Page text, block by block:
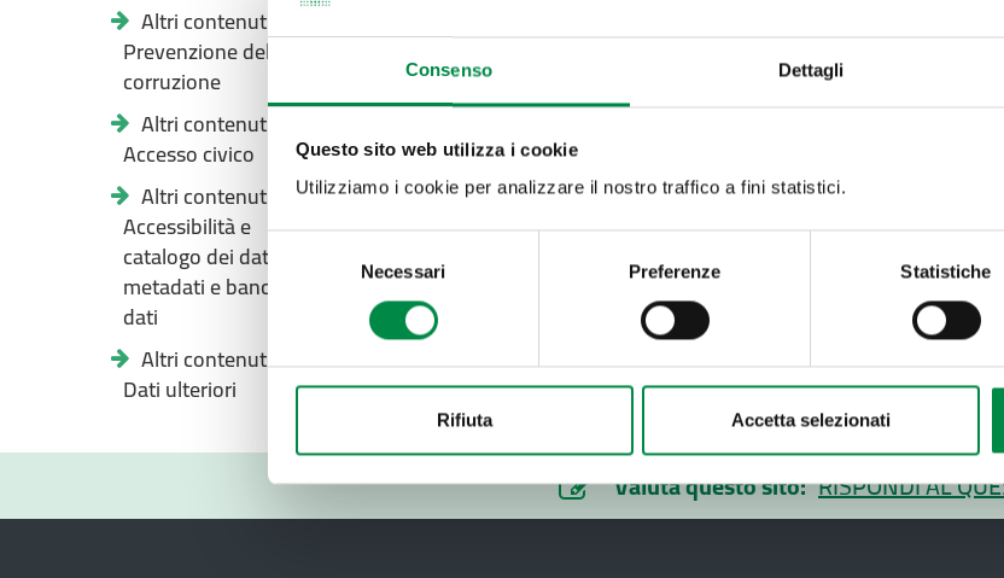
Consenso Dettagli
Questo sito web utilizza i cookie
Utilizziamo i cookie per analizzare il nostro traffico a fini statistici.
consenso
Necessari Preferenze Statistiche
Rifiuta Accetta selezionati
Altri contenuti -
Prevenzione della
corruzione
Altri contenuti -
Accesso civico
Altri contenuti -
Accessibilità e
catalogo dei dati,
metadati e banche
dati
Altri contenuti -
Dati ulteriori
Valuta questo sito: RISPONDI AL